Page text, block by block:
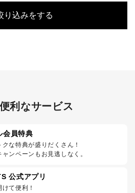
り込みをする
利なサービス
会員特典
な特典が盛りだくさん！
ンペーンもお見逃しなく。
公式アプリ
て便利！